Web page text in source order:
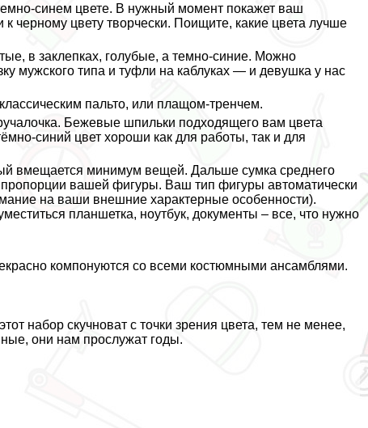
синем цвете. В нужный момент покажет ваш
черному цвету творчески. Поищите, какие цвета лучше
в заклепках, гoлyбые, а темно-синие. Можно
мужского типа и туфли на каблуках — и дeвyшка у нас
пальто, или плащом-тренчем.
Бежевые шпильки подходящего вам цвета
синий цвет хороши как для работы, так и для
вмещается минимум вещей. Дальше сумка среднего
вашей фигуры. Ваш тип фигуры автоматически
на ваши внешние хаpaктерные особенности).
планшетка, ноутбук, документы – все, что нужно
компонуются со всеми костюмными ансамблями.
набор скучноват с точки зрения цвета, тем не менее,
они нам прослужат годы.